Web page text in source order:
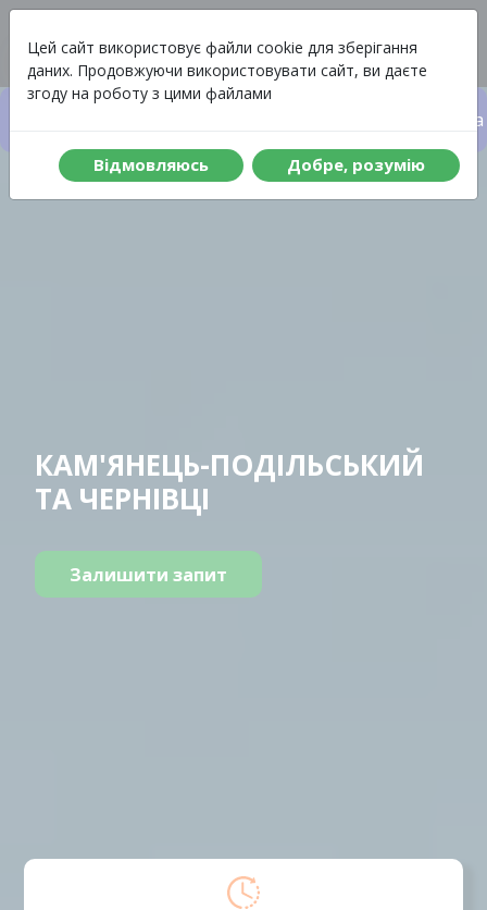
Цей сайт використовує файли cookie для зберігання
даних. Продовжуючи використовувати сайт, ви даєте
згоду на роботу з цими файлами
Вiдмовляюсь Добре, розумiю
Меню Вартість
КАМ'ЯНЕЦЬ-ПОДІЛЬСЬКИЙ
ТА ЧЕРНІВЦІ
Залишити запит